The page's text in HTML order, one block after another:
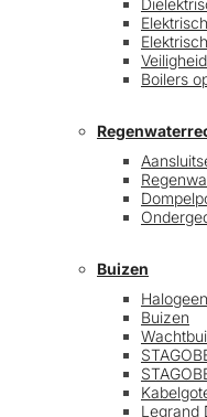
Boilers
Buizen
Buizen
Legrand